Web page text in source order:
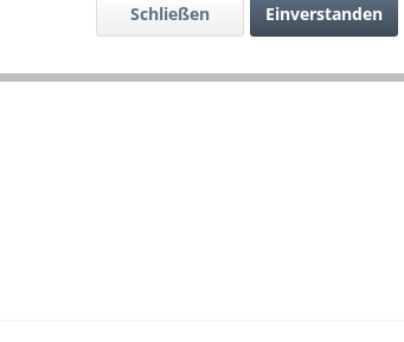
Einverstanden
Schließen